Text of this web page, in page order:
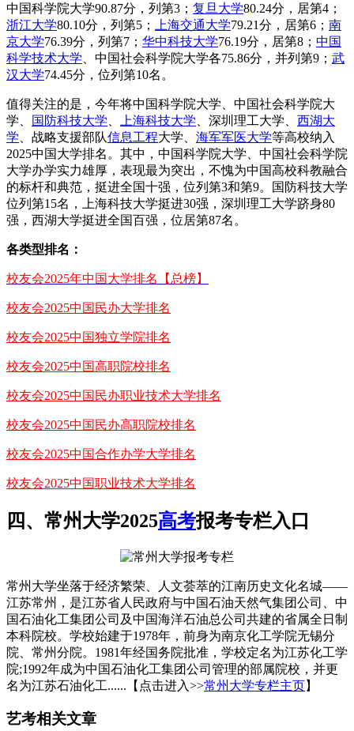
中国科学院大学90.87分，列第3； 复旦大学80.24分，居第4；
浙江大学80.10分，列第5； 上海交通大学79.21分，居第6； 南
京大学76.39分，列第7； 华中科技大学76.19分，居第8； 中国
科学技术大学 、中国社会科学院大学各75.86分，并列第9； 武
汉大学74.45分，位列第10名。
值得关注的是，今年将中国科学院大学、中国社会科学院大
学、
国防科技大学 上海科技大学 、深圳理工大学、 西湖大
学 、战略支援部队信息工程大学、 海军军医大学等高校纳入
2025中国大学排名。其中，中国科学院大学、中国社会科学院
大学办学实力雄厚，表现最为突出，不愧为中国高校科教融合
的标杆和典范，挺进全国十强，位列第3和第9。国防科技大学
位列第15名，上海科技大学挺进30强，深圳理工大学跻身80
强，西湖大学挺进全国百强，位居第87名。
各类型排名：
校友会2025年中国大学排名【总榜】
校友会2025中国民办大学排名
校友会2025中国独立学院排名
校友会2025中国高职院校排名
校友会2025中国民办职业技术大学排名
校友会2025中国民办高职院校排名
校友会2025中国合作办学大学排名
校友会2025中国职业技术大学排名
四、常州大学2025高考报考专栏入口
常州大学坐落于经济繁荣、人文荟萃的江南历史文化名城——
江苏常州，是江苏省人民政府与中国石油天然气集团公司、中
国石油化工集团公司及中国海洋石油总公司共建的省属全日制
本科院校。学校始建于1978年，前身为南京化工学院无锡分
院、常州分院。1981年经国务院批准，学校定名为江苏化工学
院;1992年成为中国石油化工集团公司管理的部属院校，并更
名为江苏石油化工......【点击进入>>常州大学专栏主页】
艺考相关文章